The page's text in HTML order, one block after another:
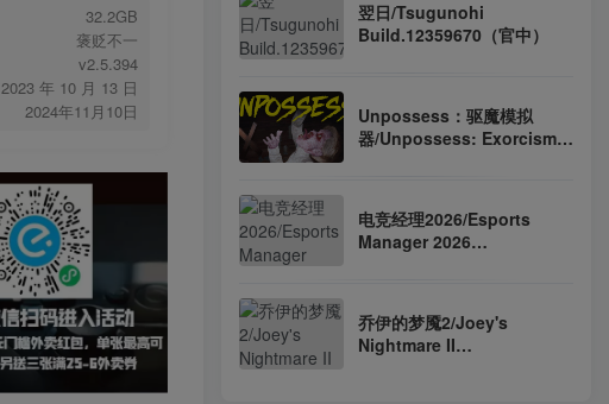
32.2GB
褒贬不一
v2.5.394
2023 年 10 月 13 日
2024年11月10日
翌日/Tsugunohi
Build.12359670（官中）
Unpossess：驱魔模拟
器/Unpossess: Exorcism
电竞经理2026/Esports
Manager 2026
乔伊的梦魇2/Joey's
Nightmare II